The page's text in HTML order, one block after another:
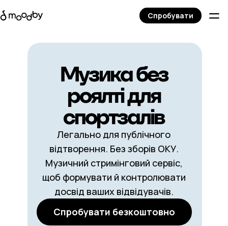
Музика без
роялті для
спортзалів
Легально для публічного
відтворення. Без зборів ОКУ.
Музичний стримінговий сервіс,
щоб формувати й контролювати
досвід ваших відвідувачів.
Спробувати безкоштовно
Спробувати